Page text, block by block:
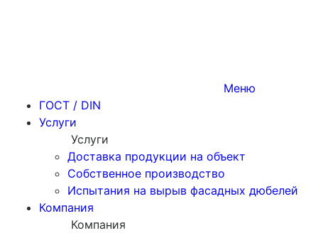
Меню
ГОСТ / DIN
Услуги
Услуги
Доставка продукции на объект
Собственное производство
Испытания на вырыв фасадных дюбелей
Компания
Компания